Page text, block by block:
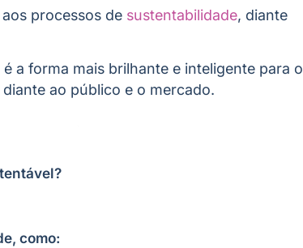
processos de sustentabilidade, diante
a forma mais brilhante e inteligente para o
ao público e o mercado.
como: